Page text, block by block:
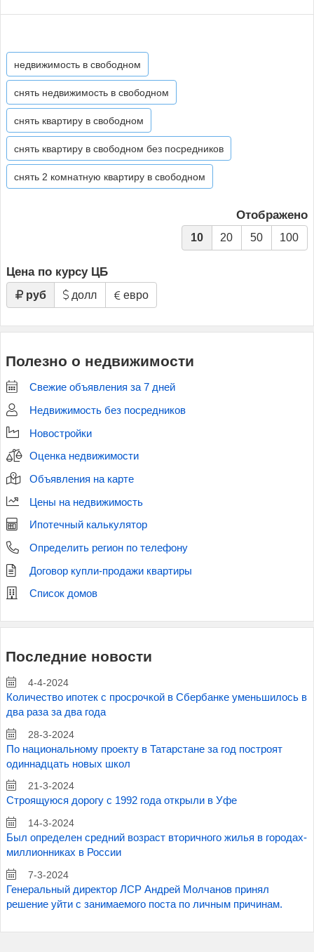
недвижимость в свободном
снять недвижимость в свободном
снять квартиру в свободном
снять квартиру в свободном без посредников
снять 2 комнатную квартиру в свободном
Отображено
10 20 50 100
Цена по курсу ЦБ
руб долл евро
Полезно о недвижимости
Свежие объявления за 7 дней
Недвижимость без посредников
Новостройки
Оценка недвижимости
Объявления на карте
Цены на недвижимость
Ипотечный калькулятор
Определить регион по телефону
Договор купли-продажи квартиры
Список домов
Последние новости
4-4-2024
Количество ипотек с просрочкой в Сбербанке уменьшилось в
два раза за два года
28-3-2024
По национальному проекту в Татарстане за год построят
одиннадцать новых школ
21-3-2024
Строящуюся дорогу с 1992 года открыли в Уфе
14-3-2024
Был определен средний возраст вторичного жилья в городах-
миллионниках в России
7-3-2024
Генеральный директор ЛСР Андрей Молчанов принял
решение уйти с занимаемого поста по личным причинам.